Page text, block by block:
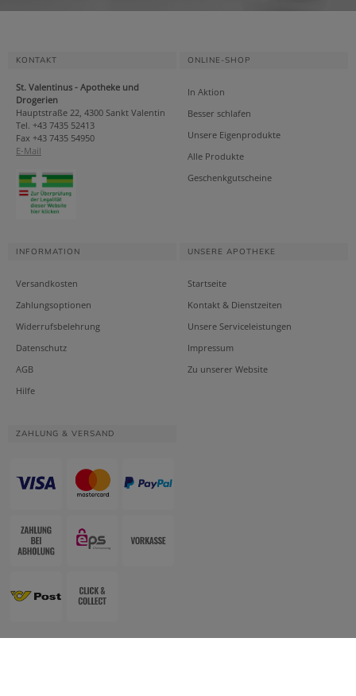
KONTAKT
St. Valentinus - Apotheke und
Drogerien
Hauptstraße 22, 4300 Sankt Valentin
Tel. +43 7435 52413
Fax +43 7435 54950
E-Mail
ONLINE-SHOP
In Aktion
Besser schlafen
Unsere Eigenprodukte
Alle Produkte
Geschenkgutscheine
INFORMATION
Versandkosten
Zahlungsoptionen
Widerrufsbelehrung
Datenschutz
AGB
Hilfe
UNSERE APOTHEKE
Startseite
Kontakt & Dienstzeiten
Unsere Serviceleistungen
Impressum
Zu unserer Website
ZAHLUNG & VERSAND